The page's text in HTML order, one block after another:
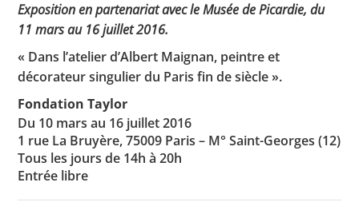
Toutes les actualités
Les rendez-vous de l’APHG
Concours de recrutement
Concours scolaires
Exposition en partenariat avec le Musée de Picardie, du
11 mars au 16 juillet 2016.
« Dans l’atelier d’Albert Maignan, peintre et
décorateur singulier du Paris fin de siècle ».
Fondation Taylor
Du 10 mars au 16 juillet 2016
1 rue La Bruyère, 75009 Paris – M° Saint-Georges (12)
Tous les jours de 14h à 20h
Entrée libre